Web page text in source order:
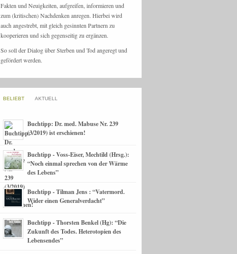
Fakten und Neuigkeiten, aufgreifen, informieren und
zum (kritischen) Nachdenken anregen. Hierbei wird
auch angestrebt, mit gleich gesinnten Partnern zu
kooperieren und sich gegenseitig zu ergänzen.
So soll der Dialog über Sterben und Tod angeregt und
gefördert werden.
BELIEBT AKTUELL
Buchtipp: Dr. med. Mabuse Nr. 239
(3/2019) ist erschienen!
Buchtipp - Voss-Eiser, Mechtild (Hrsg.):
“Noch einmal sprechen von der Wärme
des Lebens”
Buchtipp - Tilman Jens : “Vatermord.
Wider einen Generalverdacht”
Buchtipp - Thorsten Benkel (Hg): “Die
Zukunft des Todes. Heterotopien des
Lebensendes”